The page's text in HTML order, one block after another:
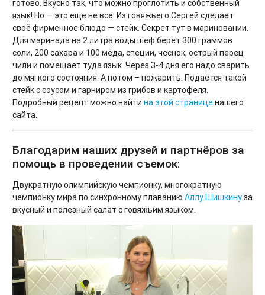
готово. Вкусно так, что можно проглотить и собственный
язык! Но — это ещё не всё. Из говяжьего Сергей сделает
своё фирменное блюдо — стейк. Секрет тут в мариновании.
Для маринада на 2 литра воды шеф берёт 300 граммов
соли, 200 сахара и 100 мёда, специи, чеснок, острый перец
чили и помещает туда язык. Через 3-4 дня его надо сварить
до мягкого состояния. А потом – пожарить. Подаётся такой
стейк с соусом и гарниром из грибов и картофеля.
Подробный рецепт можно найти на этой страниценашего
сайта.
Благодарим наших друзей и партнёров за
помощь в проведении съемок:
Двукратную олимпийскую чемпионку, многократную
чемпионку мира по синхронному плаванию Аллу Шишкинуза
вкусный и полезный салат с говяжьим языком.